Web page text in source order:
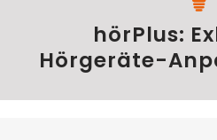
hörPlus:
Hörgeräte-